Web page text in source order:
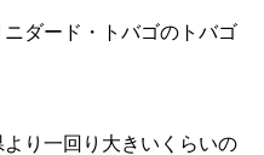
ダード・トバゴのトバゴ
り一回り大きいくらいの